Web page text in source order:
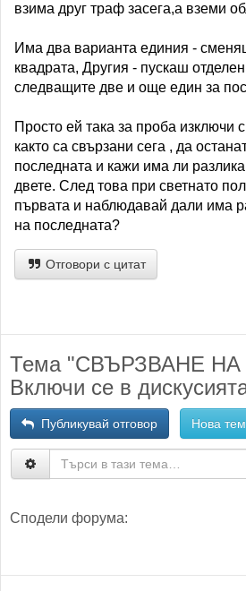
взима друг траф засега,а вземи
Има два варианта единия -
квадрата, Другия - пускаш
следващите две и още един за
Просто ей така за проба изключи
както са свързани сега , да
последната и кажи има ли
двете. След това при светнато
първата и наблюдавай дали има
на последната?
Отговори с цитат
Тема "СВЪРЗВАНЕ
Включи се в
Публикувай отговор Нова
Сподели форума: